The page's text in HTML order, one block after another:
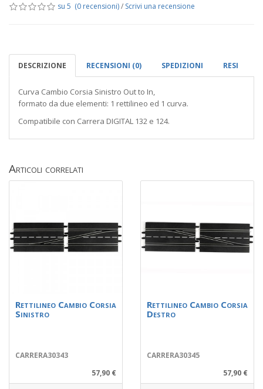
su 5 (0 recensioni)/ Scrivi una recensione
DESCRIZIONE RECENSIONI (0) SPEDIZIONI RESI
Curva Cambio Corsia Sinistro Out to In,
formato da due elementi: 1 rettilineo ed 1 curva.
Compatibile con Carrera DIGITAL 132 e 124.
Articoli correlati
Rettilineo Cambio Corsia
Sinistro
CARRERA30343
57,90 €
Rettilineo Cambio Corsia
Destro
CARRERA30345
57,90 €